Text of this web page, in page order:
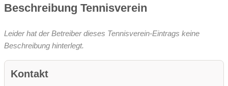
Beschreibung Tennisverein
Leider hat der Betreiber dieses Tennisverein-Eintrags keine
Beschreibung hinterlegt.
Kontakt